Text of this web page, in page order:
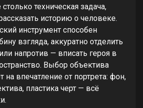
техническая задача,
историю о человеке.
инструмент способен
взгляда, аккуратно отделить
напротив — вписать героя в
Выбор объектива
на впечатление от портрета: фон,
пластика черт — всё